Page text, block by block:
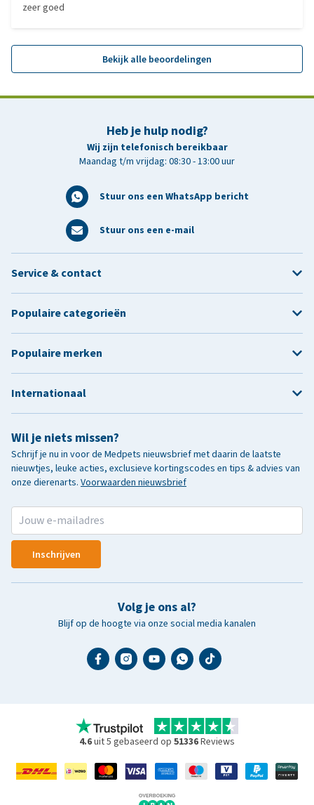
zeer goed
Bekijk alle beoordelingen
Heb je hulp nodig?
Wij zijn telefonisch bereikbaar
Maandag t/m vrijdag: 08:30 - 13:00 uur
Stuur ons een WhatsApp bericht
Stuur ons een e-mail
Wil je niets missen?
Schrijf je nu in voor de Medpets nieuwsbrief met daarin de laatste
nieuwtjes, leuke acties, exclusieve kortingscodes en tips & advies van
onze dierenarts. Voorwaarden nieuwsbrief
Inschrijven
Volg je ons al?
Blijf op de hoogte via onze social media kanalen
Service & contact
Populaire categorieën
Populaire merken
Internationaal
4.6uit 5 gebaseerd op 51336Reviews